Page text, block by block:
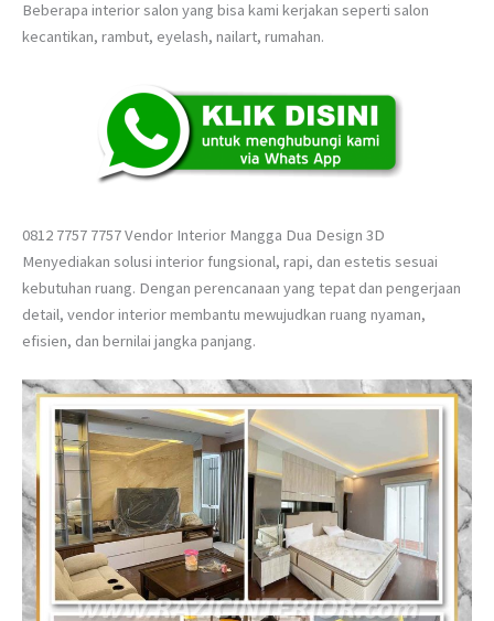
Beberapa interior salon yang bisa kami kerjakan seperti salon
kecantikan, rambut, eyelash, nailart, rumahan.
0812 7757 7757 Vendor Interior Mangga Dua Design 3D
Menyediakan solusi interior fungsional, rapi, dan estetis sesuai
kebutuhan ruang. Dengan perencanaan yang tepat dan pengerjaan
detail, vendor interior membantu mewujudkan ruang nyaman,
efisien, dan bernilai jangka panjang.